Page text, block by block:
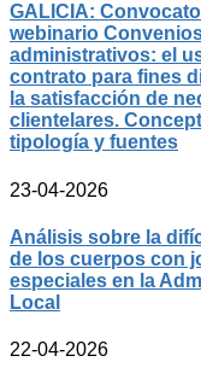
GALICIA:
webinario
administrativos: el
contrato para fines
la satisfacción de
clientelares.
tipología y fuentes
23-04-2026
Análisis sobre la
de los cuerpos con
especiales en la
Local
22-04-2026